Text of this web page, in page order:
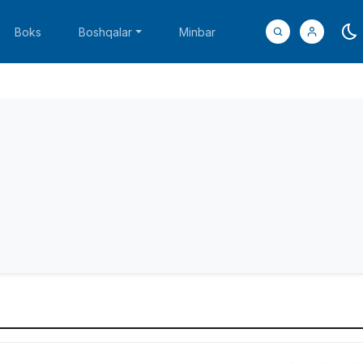
Boks Boshqalar Minbar